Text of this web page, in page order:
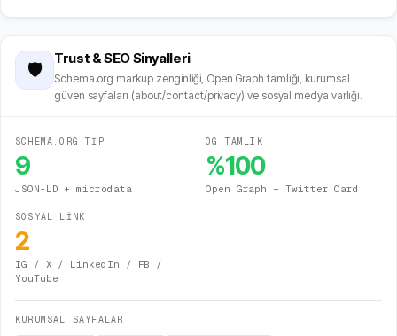
🛡️
Trust & SEO Sinyalleri
Schema.org markup zenginliği, Open Graph tamlığı, kurumsal
güven sayfaları (about/contact/privacy) ve sosyal medya varlığı.
SCHEMA.ORG TİP
9
JSON-LD + microdata
OG TAMLIK
%100
Open Graph + Twitter Card
SOSYAL LİNK
2
IG / X / LinkedIn / FB /
YouTube
KURUMSAL SAYFALAR